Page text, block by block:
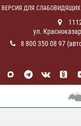
ВЕРСИЯ ДЛЯ СЛАБОВИДЯЩИХ
ул.
8 800 350 08 97